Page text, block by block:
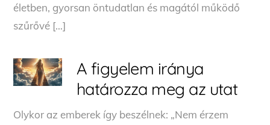
életben, gyorsan öntudatlan és magától működő
szűrővé […]
A figyelem iránya
határozza meg az utat
Olykor az emberek így beszélnek: „Nem érzem